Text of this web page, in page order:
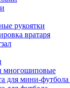
рукоятки
вратаря
многошиповые
для мини-футбола